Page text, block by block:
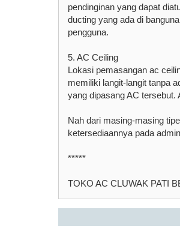
pendinginan yang dapat
ducting yang ada di
pengguna.
5. AC Ceiling
Lokasi pemasangan ac
memiliki langit-langit tanpa
yang dipasang AC tersebut.
Nah dari masing-masing
ketersediaannya pada
*****
TOKO AC CLUWAK PATI